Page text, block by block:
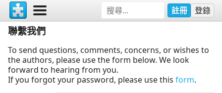
註冊 登錄
聯繫我們
To send questions, comments, concerns, or wishes to
the authors, please use the form below. We look
forward to hearing from you.
If you forgot your password, please use this form.